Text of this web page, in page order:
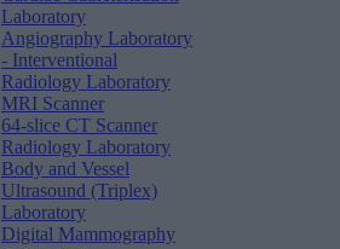
Laboratory
Angiography Laboratory
- Interventional
Radiology Laboratory
MRI Scanner
64-slice CT Scanner
Radiology Laboratory
Body and Vessel
Ultrasound (Triplex)
Laboratory
Digital Mammography